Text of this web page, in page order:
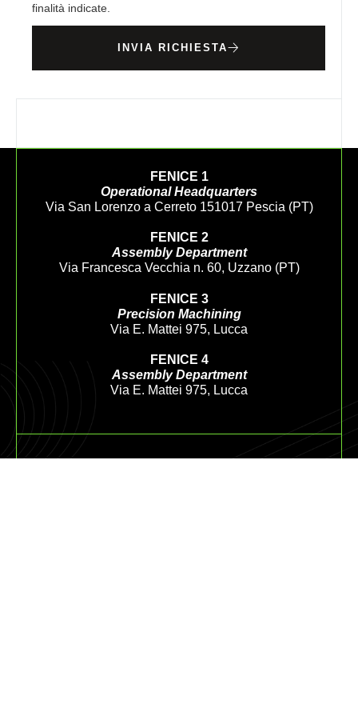
finalità indicate.
INVIA RICHIESTA
FENICE 1
Operational Headquarters
Via San Lorenzo a Cerreto 151017 Pescia (PT)
FENICE 2
Assembly Department
Via Francesca Vecchia n. 60, Uzzano (PT)
FENICE 3
Precision Machining
Via E. Mattei 975, Lucca
FENICE 4
Assembly Department
Via E. Mattei 975, Lucca